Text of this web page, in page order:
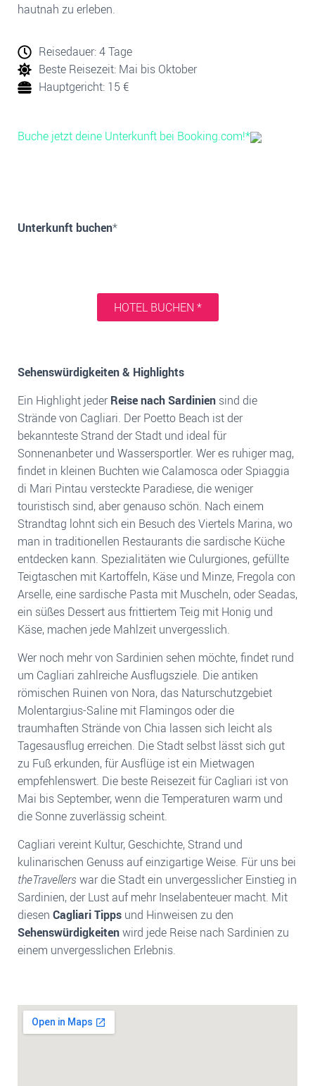
hautnah zu erleben.
Reisedauer: 4 Tage
Beste Reisezeit: Mai bis Oktober
Hauptgericht: 15 €
Buche jetzt deine Unterkunft bei Booking.com!*
Unterkunft buchen*
HOTEL BUCHEN *
Sehenswürdigkeiten & Highlights
Ein Highlight jederReise nach Sardinien sind die
Strände von Cagliari. Der Poetto Beach ist der
bekannteste Strand der Stadt und ideal für
Sonnenanbeter und Wassersportler. Wer es ruhiger mag,
findet in kleinen Buchten wie Calamosca oder Spiaggia
di Mari Pintau versteckte Paradiese, die weniger
touristisch sind, aber genauso schön. Nach einem
Strandtag lohnt sich ein Besuch des Viertels Marina, wo
man in traditionellen Restaurants die sardische Küche
entdecken kann. Spezialitäten wie Culurgiones, gefüllte
Teigtaschen mit Kartoffeln, Käse und Minze, Fregola con
Arselle, eine sardische Pasta mit Muscheln, oder Seadas,
ein süßes Dessert aus frittiertem Teig mit Honig und
Käse, machen jede Mahlzeit unvergesslich.
Wer noch mehr von Sardinien sehen möchte, findet rund
um Cagliari zahlreiche Ausflugsziele. Die antiken
römischen Ruinen von Nora, das Naturschutzgebiet
Molentargius-Saline mit Flamingos oder die
traumhaften Strände von Chia lassen sich leicht als
Tagesausflug erreichen. Die Stadt selbst lässt sich gut
zu Fuß erkunden, für Ausflüge ist ein Mietwagen
empfehlenswert. Die beste Reisezeit für Cagliari ist von
Mai bis September, wenn die Temperaturen warm und
die Sonne zuverlässig scheint.
Cagliari vereint Kultur, Geschichte, Strand und
kulinarischen Genuss auf einzigartige Weise. Für uns bei
theTravellers war die Stadt ein unvergesslicher Einstieg in
Sardinien, der Lust auf mehr Inselabenteuer macht. Mit
diesen Cagliari Tipps und Hinweisen zu den
Sehenswürdigkeitenwird jede Reise nach Sardinien zu
einem unvergesslichen Erlebnis.